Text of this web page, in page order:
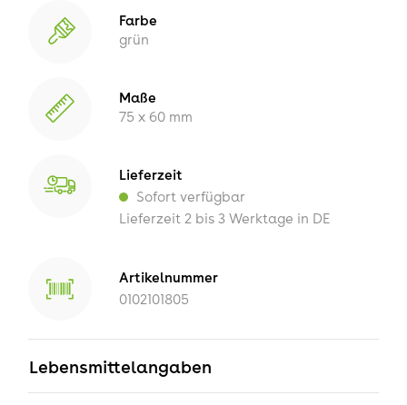
Farbe
grün
Maße
75 x 60 mm
Lieferzeit
Sofort verfügbar
Lieferzeit 2 bis 3 Werktage in DE
Artikelnummer
0102101805
Lebensmittelangaben